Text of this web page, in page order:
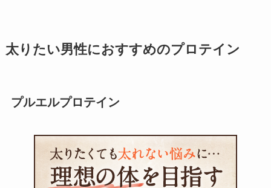
太りたい男性におすすめのプロテイン
プルエルプロテイン